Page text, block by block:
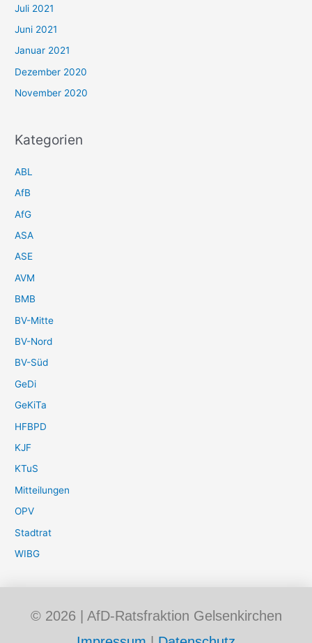
Juli 2021
Juni 2021
Januar 2021
Dezember 2020
November 2020
Kategorien
ABL
AfB
AfG
ASA
ASE
AVM
BMB
BV-Mitte
BV-Nord
BV-Süd
GeDi
GeKiTa
HFBPD
KJF
KTuS
Mitteilungen
OPV
Stadtrat
WIBG
© 2026 | AfD-Ratsfraktion Gelsenkirchen